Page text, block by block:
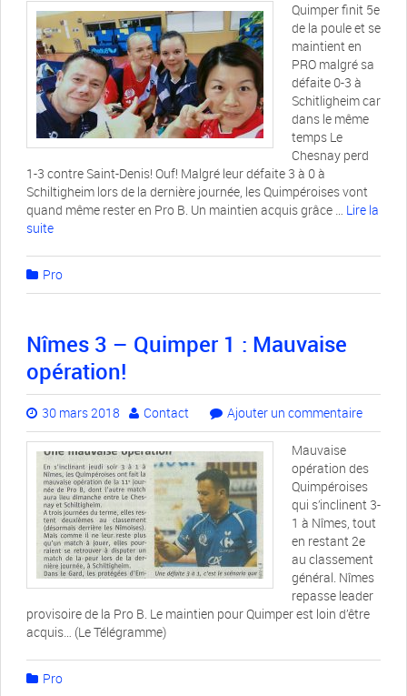
Quimper finit 5e
de la poule et se
maintient en
PRO malgré sa
défaite 0-3 à
Schitligheim car
dans le même
temps Le
Chesnay perd
1-3 contre Saint-Denis! Ouf! Malgré leur défaite 3 à 0 à
Schiltigheim lors de la dernière journée, les Quimpéroises vont
quand même rester en Pro B. Un maintien acquis grâce … Lire la
suite­­
Pro
Nîmes 3 – Quimper 1 : Mauvaise
opération!
30 mars 2018 Contact Ajouter un commentaire
Mauvaise
opération des
Quimpéroises
qui s’inclinent 3-
1 à Nîmes, tout
en restant 2e
au classement
général. Nîmes
repasse leader
provisoire de la Pro B. Le maintien pour Quimper est loin d’être
acquis… (Le Télégramme)
Pro